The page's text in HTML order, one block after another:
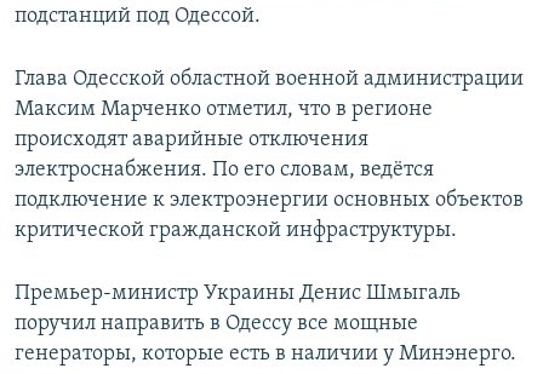
подстанций под Одессой.
Глава Одесской областной военной администрации
Максим Марченко отметил, что в регионе
происходят аварийные отключения
электроснабжения. По его словам, ведётся
подключение к электроэнергии основных объектов
критической гражданской инфраструктуры.
Премьер-министр Украины Денис Шмыгаль
поручил направить в Одессу все мощные
генераторы, которые есть в наличии у Минэнерго.